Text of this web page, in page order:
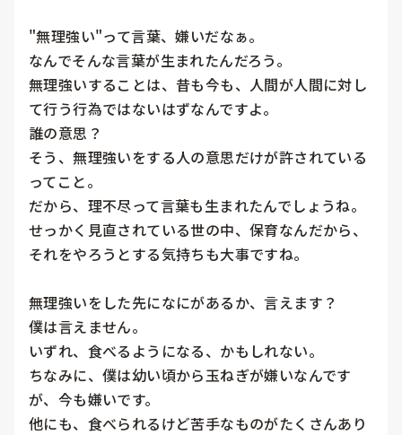
"無理強い"って言葉、嫌いだなぁ。
なんでそんな言葉が生まれたんだろう。
無理強いすることは、昔も今も、人間が人間に対し
て行う行為ではないはずなんですよ。
誰の意思？
そう、無理強いをする人の意思だけが許されている
ってこと。
だから、理不尽って言葉も生まれたんでしょうね。
せっかく見直されている世の中、保育なんだから、
それをやろうとする気持ちも大事ですね。
無理強いをした先になにがあるか、言えます？
僕は言えません。
いずれ、食べるようになる、かもしれない。
ちなみに、僕は幼い頃から玉ねぎが嫌いなんです
が、今も嫌いです。
他にも、食べられるけど苦手なものがたくさんあり